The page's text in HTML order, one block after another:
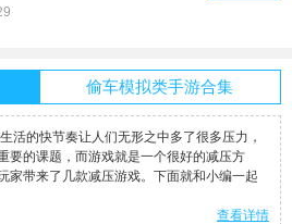
偷车模拟类手游合集
活的快节奏让人们无形之中多了很多压力，
要的课题，而游戏就是一个很好的减压方
家带来了几款减压游戏。下面就和小编一起
查看详情